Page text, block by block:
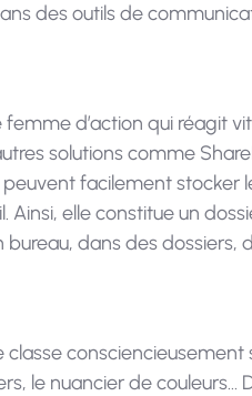
des outils de
d’action qui réagit
solutions comme
facilement
elle constitue un
bureau, dans des
classe
le nuancier de